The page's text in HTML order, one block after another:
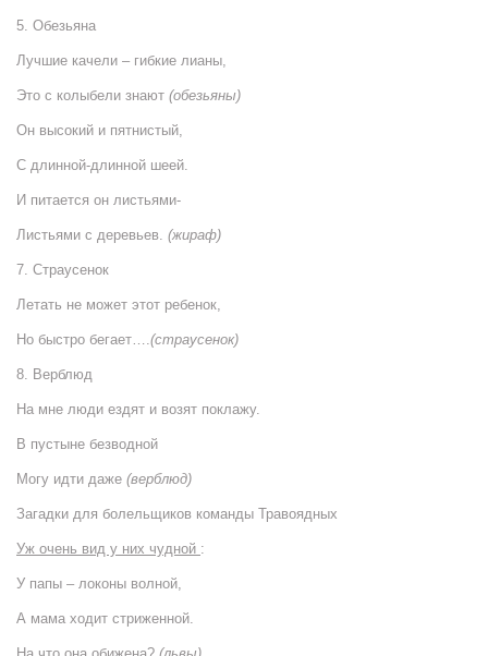
5. Обезьяна
Лучшие качели – гибкие лианы,
Это с колыбели знают (обезьяны)
Он высокий и пятнистый,
С длинной-длинной шеей.
И питается он листьями-
Листьями с деревьев. (жираф)
7. Страусенок
Летать не может этот ребенок,
Но быстро бегает…. (страусенок)
8. Верблюд
На мне люди ездят и возят поклажу.
В пустыне безводной
Могу идти даже (верблюд)
Загадки для болельщиков команды Травоядных
Уж очень вид у них чудной :
У папы – локоны волной,
А мама ходит стриженной.